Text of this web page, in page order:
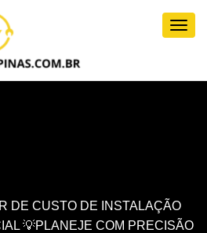
DE CUSTO DE INSTALAÇÃO
💡PLANEJE COM PRECISÃO